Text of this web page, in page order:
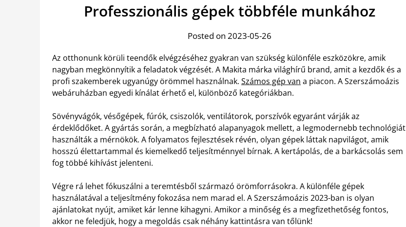
Professzionális gépek többféle munkához
Posted on 2023-05-26
Az otthonunk körüli teendők elvégzéséhez gyakran van szükség különféle eszközökre, amik
nagyban megkönnyítik a feladatok végzését. A Makita márka világhírű brand, amit a kezdők és a
profi szakemberek ugyanúgy örömmel használnak. Számos gép van a piacon. A Szerszámoázis
webáruházban egyedi kínálat érhető el, különböző kategóriákban.
Sövényvágók, vésőgépek, fúrók, csiszolók, ventilátorok, porszívók egyaránt várják az
érdeklődőket. A gyártás során, a megbízható alapanyagok mellett, a legmodernebb technológiát
használták a mérnökök. A folyamatos fejlesztések révén, olyan gépek láttak napvilágot, amik
hosszú élettartammal és kiemelkedő teljesítménnyel bírnak. A kertápolás, de a barkácsolás sem
fog többé kihívást jelenteni.
Végre rá lehet fókuszálni a teremtésből származó örömforrásokra. A különféle gépek
használatával a teljesítmény fokozása nem marad el. A Szerszámoázis 2023-ban is olyan
ajánlatokat nyújt, amiket kár lenne kihagyni. Amikor a minőség és a megfizethetőség fontos,
akkor ne feledjük, hogy a megoldás csak néhány kattintásra van tőlünk!